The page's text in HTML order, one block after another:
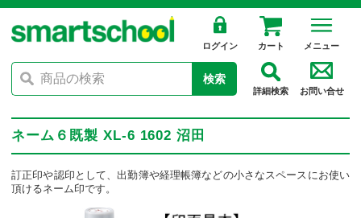
ログイン カート メニュー
検索
詳細検索 お問い合せ
ネーム６既製 XL-6 1602 沼田
訂正印や認印として、出勤簿や経理帳簿などの小さなスペースにお使い
頂けるネーム印です。